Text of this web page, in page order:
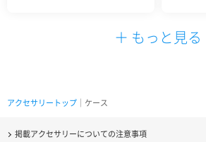
＋ もっと見る
アクセサリートップ ｜ケース
掲載アクセサリーについての注意事項